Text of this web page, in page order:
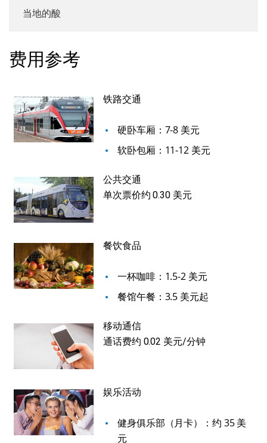
当地的酸
费用参考
铁路交通
硬卧车厢：7-8 美元
软卧包厢：11-12 美元
公共交通
单次票价约 0.30 美元
餐饮食品
一杯咖啡：1.5-2 美元
餐馆午餐：3.5 美元起
移动通信
通话费约 0.02 美元/分钟
娱乐活动
健身俱乐部（月卡）：约 35 美
元